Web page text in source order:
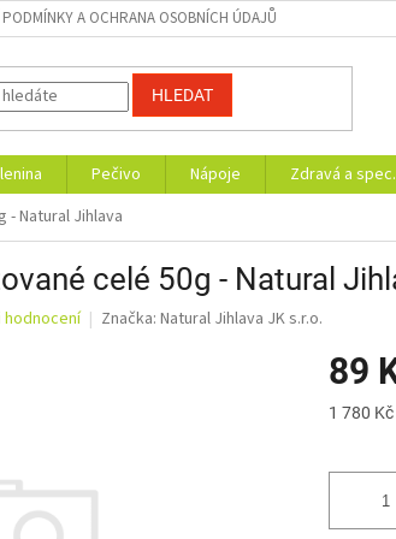
A OCHRANA OSOBNÍCH ÚDAJŮ
HLEDAT
Pečivo Nápoje Zdravá a
Natural Jihlava
celé 50g - Natural
Značka: Natural Jihlava JK s.r.o.
89
Měrná
1 780